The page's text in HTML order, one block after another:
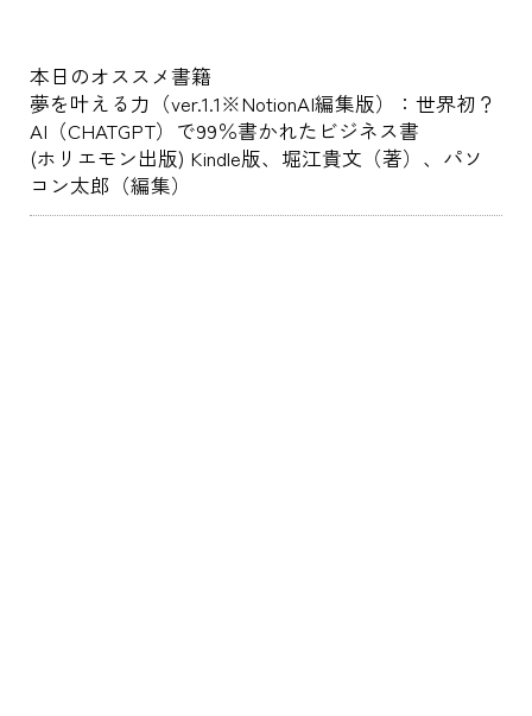
本日のオススメ書籍
夢を叶える力（ver.1.1※NotionAI編集版）：世界初？
AI（CHATGPT）で99％書かれたビジネス書
(ホリエモン出版) Kindle版、堀江貴文（著）、パソ
コン太郎（編集）